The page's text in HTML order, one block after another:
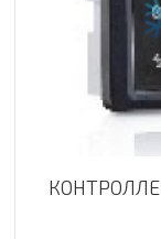
КОНТРОЛЛЕР